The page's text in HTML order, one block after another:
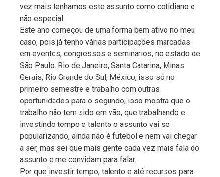
vez mais tenhamos este assunto como cotidiano e
não especial.
Este ano começou de uma forma bem ativo no meu
caso, pois já tenho várias participações marcadas
em eventos, congressos e seminários, no estado de
São Paulo, Rio de Janeiro, Santa Catarina, Minas
Gerais, Rio Grande do Sul, México, isso só no
primeiro semestre e trabalho com outras
oportunidades para o segundo, isso mostra que o
trabalho não tem sido em vão, que trabalhando e
investindo tempo e talento o assunto vai se
popularizando, ainda não é futebol e nem vai chegar
a ser, mas sei que mais gente cada vez mais fala do
assunto e me convidam para falar.
Por que investir tempo, talento e até recursos para